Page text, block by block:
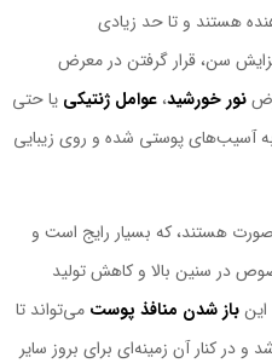
هستند و تا حد زیادی
سن، قرار گرفتن در معرض
نور خورشید،عوامل ژنتیکی یا حتی
آسیب‌های پوستی شده و روی زیبایی
هستند، که بسیار رایج است و
در سنین بالا و کاهش تولید
اینباز شدن منافذ پوست ‌می‌تواند تا
و در کنار آن زمینه‌ای برای بروز سایر